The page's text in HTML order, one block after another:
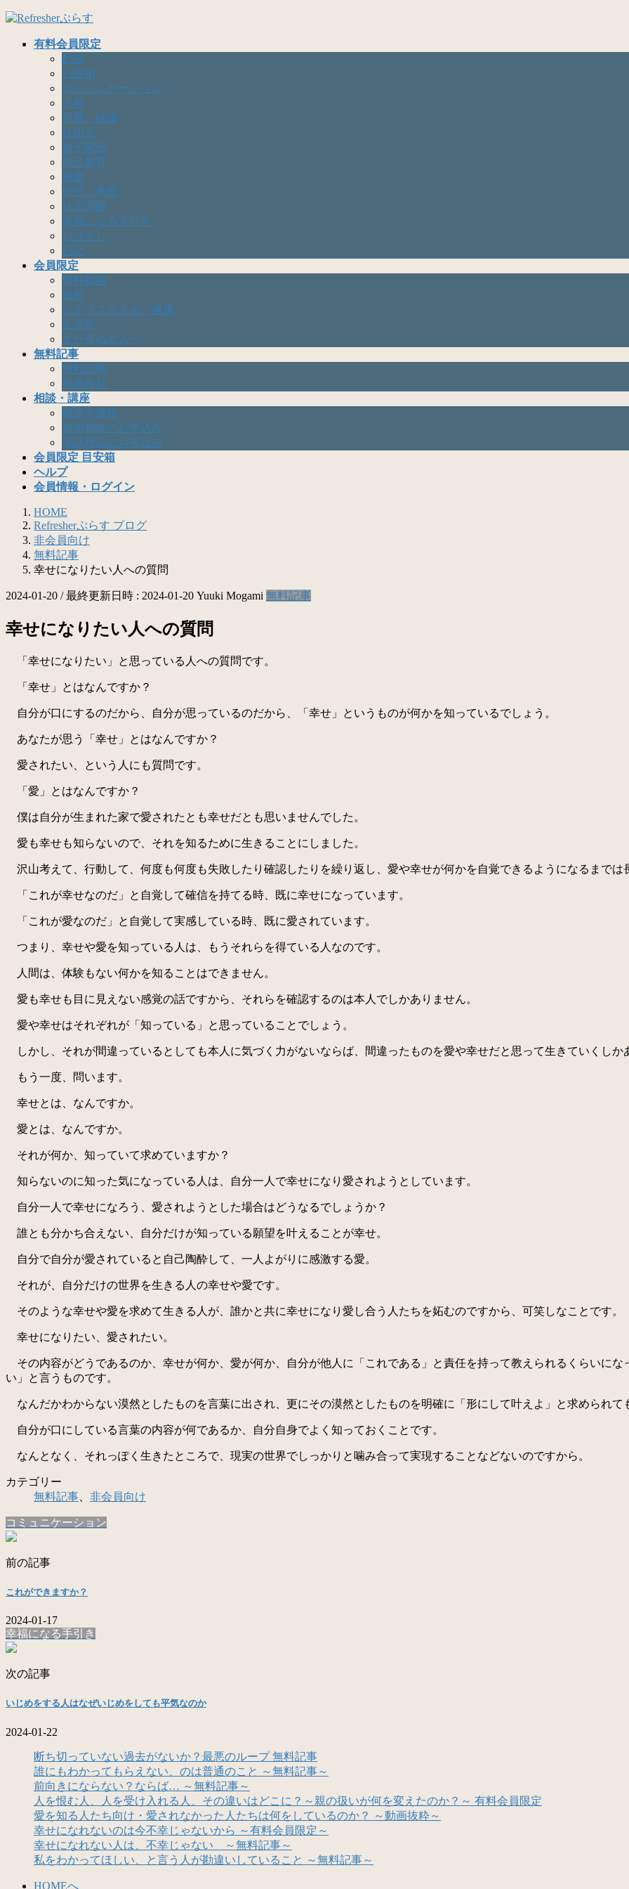
コ
ナ
有料会員限定
動画
心眼術
コミュニケーション
人格
恋愛・結婚
仕組み
親子関係
自己教育
発達
研究・考察
社会問題
幸福になる手引き
おはなし
日記
会員限定
無料動画
成長
ライフスタイル・健康
生き方
まだ見ぬ友人へ
無料記事
無料記事
推薦作品
相談・講座
開講中講座
対面相談のお申込み
電話相談のお申込み
会員限定 目安箱
ヘルプ
会員情報・ログイン
HOME
Refresherぷらす ブログ
非会員向け
無料記事
幸せになりたい人への質問
2024-01-20 / 最終更新日時 : 2024-01-20 Yuuki Mogami 無料記事
幸せになりたい人への質問
「幸せになりたい」と思っている人への質問です。
「幸せ」とはなんですか？
自分が口にするのだから、自分が思っているのだから、「幸せ」というものが何かを知っているでしょう。
あなたが思う「幸せ」とはなんですか？
愛されたい、という人にも質問です。
「愛」とはなんですか？
僕は自分が生まれた家で愛されたとも幸せだとも思いませんでした。
愛も幸せも知らないので、それを知るために生きることにしました。
沢山考えて、行動して、何度も何度も失敗したり確認したりを繰り返し、愛や幸せが何かを自覚できるようになるまでは
「これが幸せなのだ」と自覚して確信を持てる時、既に幸せになっています。
「これが愛なのだ」と自覚して実感している時、既に愛されています。
つまり、幸せや愛を知っている人は、もうそれらを得ている人なのです。
人間は、体験もない何かを知ることはできません。
愛も幸せも目に見えない感覚の話ですから、それらを確認するのは本人でしかありません。
愛や幸せはそれぞれが「知っている」と思っていることでしょう。
しかし、それが間違っているとしても本人に気づく力がないならば、間違ったものを愛や幸せだと思って生きていくしか
もう一度、問います。
幸せとは、なんですか。
愛とは、なんですか。
それが何か、知っていて求めていますか？
知らないのに知った気になっている人は、自分一人で幸せになり愛されようとしています。
自分一人で幸せになろう、愛されようとした場合はどうなるでしょうか？
誰とも分かち合えない、自分だけが知っている願望を叶えることが幸せ。
自分で自分が愛されていると自己陶酔して、一人よがりに感激する愛。
それが、自分だけの世界を生きる人の幸せや愛です。
そのような幸せや愛を求めて生きる人が、誰かと共に幸せになり愛し合う人たちを妬むのですから、可笑しなことです。
幸せになりたい、愛されたい。
その内容がどうであるのか、幸せが何か、愛が何か、自分が他人に「これである」と責任を持って教えられるくらいに
い」と言うものです。
なんだかわからない漠然としたものを言葉に出され、更にその漠然としたものを明確に「形にして叶えよ」と求められて
自分が口にしている言葉の内容が何であるか、自分自身でよく知っておくことです。
なんとなく、それっぽく生きたところで、現実の世界でしっかりと噛み合って実現することなどないのですから。
カテゴリー
無料記事
非会員向け
コミュニケーション
前の記事
これができますか？
2024-01-17
幸福になる手引き
次の記事
いじめをする人はなぜいじめをしても平気なのか
2024-01-22
断ち切っていない過去がないか？最悪のループ 無料記事
誰にもわかってもらえない、のは普通のこと ～無料記事～
前向きにならない？ならば… ～無料記事～
人を恨む人、人を受け入れる人、その違いはどこに？～親の扱いが何を変えたのか？～ 有料会員限定
愛を知る人たち向け・愛されなかった人たちは何をしているのか？ ～動画抜粋～
幸せになれないのは今不幸じゃないから ～有料会員限定～
幸せになれない人は、不幸じゃない ～無料記事～
私をわかってほしい、と言う人が勘違いしていること ～無料記事～
HOMEへ